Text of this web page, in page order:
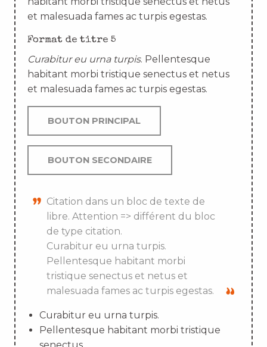
et malesuada fames ac turpis egestas.
Format de titre 5
Curabitur eu urna turpis. Pellentesque
habitant morbi tristique senectus et netus
et malesuada fames ac turpis egestas.
BOUTON PRINCIPAL
BOUTON SECONDAIRE
Citation dans un bloc de texte de
libre. Attention => différent du bloc
de type citation.
Curabitur eu urna turpis.
Pellentesque habitant morbi
tristique senectus et netus et
malesuada fames ac turpis egestas.
Curabitur eu urna turpis.
Pellentesque habitant morbi tristique